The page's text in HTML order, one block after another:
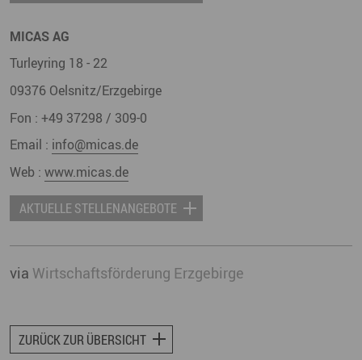
MICAS AG
Turleyring 18 - 22
09376 Oelsnitz/Erzgebirge
Fon : +49 37298 / 309-0
Email : info@micas.de
Web : www.micas.de
AKTUELLE STELLENANGEBOTE
via Wirtschaftsförderung Erzgebirge
ZURÜCK ZUR ÜBERSICHT